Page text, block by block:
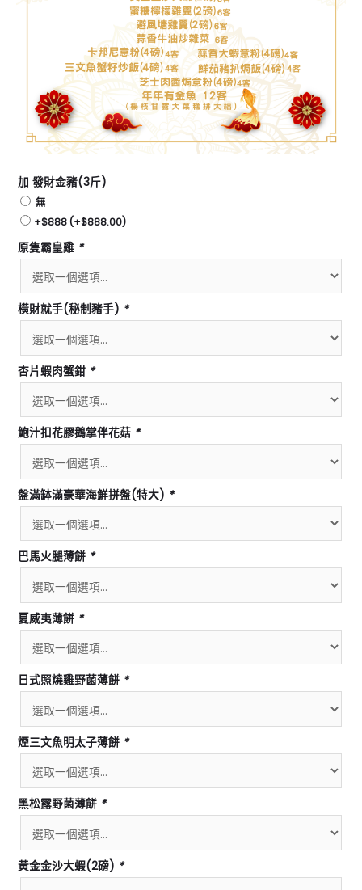
加 發財金豬(3斤)
無
+$888(+$888.00)
原隻霸皇雞 *
橫財就手(秘制豬手) *
杏片蝦肉蟹鉗 *
鮑汁扣花膠鵝掌伴花菇 *
盤滿缽滿豪華海鮮拼盤(特大) *
巴馬火腿薄餅 *
夏威夷薄餅 *
日式照燒雞野菌薄餅 *
煙三文魚明太子薄餅 *
黑松露野菌薄餅 *
黃金金沙大蝦(2磅) *